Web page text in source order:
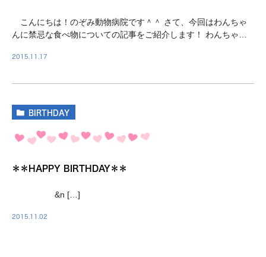
こんにちは！のぞみ動物病院です＾＾ さて、今回はわんちゃ
んに禁忌な食べ物についての記事をご紹介します！ わんちゃん
方が多いと思いますが、キシリトールも危険な成分 […]
2015.11.17
BIRTHDAY
＊＊HAPPY BIRTHDAY＊＊
&n […]
2015.11.02